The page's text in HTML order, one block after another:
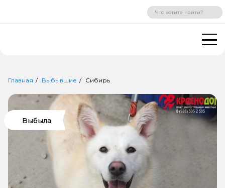
ВХОД РЕГИСТРАЦИЯ
Главная Выбывшие Сибирь
Выбыла